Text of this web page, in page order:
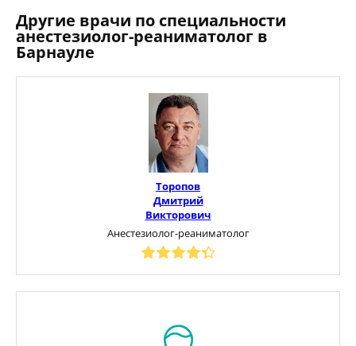
Другие врачи по специальности
анестезиолог-реаниматолог в
Барнауле
Торопов
Дмитрий
Викторович
Анестезиолог-реаниматолог